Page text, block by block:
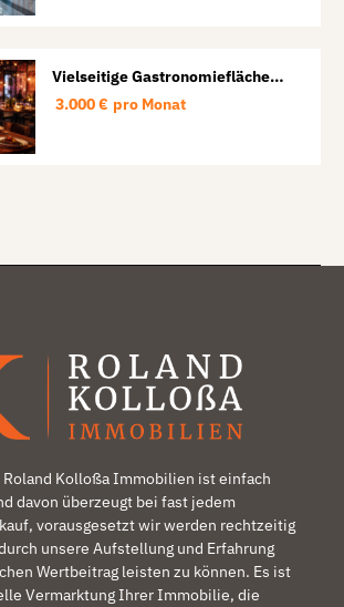
Vielseitige Gastronomiefläche
und Events.
3.000 € pro Monat
Kolloßa Immobilien ist einfach
davon überzeugt bei fast jedem
vorausgesetzt wir werden rechtzeitig
unsere Aufstellung und Erfahrung
Wertbeitrag leisten zu können. Es ist
Vermarktung Ihrer Immobilie, die